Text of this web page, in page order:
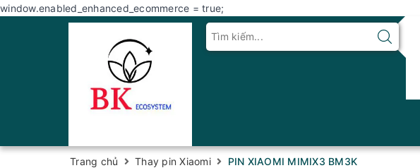
window.enabled_enhanced_ecommerce = true;
Trang chủ Thay pin Xiaomi PIN XIAOMI MIMIX3 BM3K